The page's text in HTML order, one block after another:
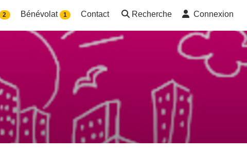
2 Bénévolat 1 Contact Recherche Connexion